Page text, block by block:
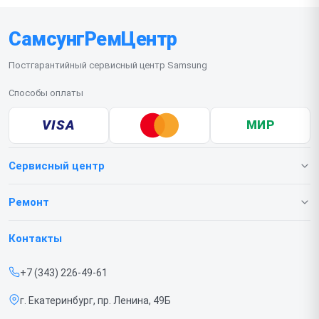
СамсунгРемЦентр
Постгарантийный сервисный центр Samsung
Способы оплаты
VISA МИР
Сервисный центр
О нашем сервисе
Срочный ремонт
Доставка и способы оплаты
Ремонт
Телефонов
Контакты
+7 (343) 226-49-61
г. Екатеринбург, пр. Ленина, 49Б